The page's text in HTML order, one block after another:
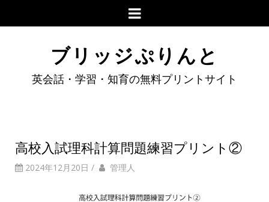
ブリッジぷりんと
英会話・学習・知育の無料プリントサイト
高校入試理科計算問題練習プリント②
2024年12月20日 / 管理人